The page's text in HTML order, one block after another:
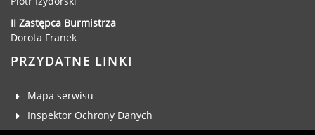
II Zastępca Burmistrza
Dorota Franek
PRZYDATNE LINKI
Mapa serwisu
Inspektor Ochrony Danych